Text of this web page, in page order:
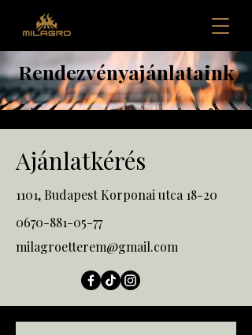
Rendezvényajánlataink
Ajánlatkérés
1101, Budapest Korponai utca 18-20
0670-881-05-77
milagroetterem@gmail.com